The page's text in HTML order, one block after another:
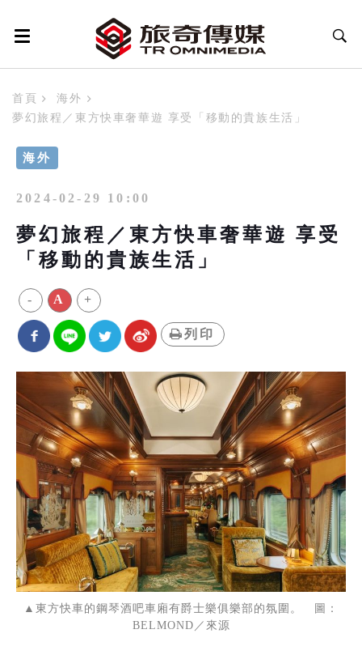
首頁
海外
夢幻旅程／東方快車奢華遊 享受「移動的貴族生活」
海外
2024-02-29 10:00
夢幻旅程／東方快車奢華遊 享受
「移動的貴族生活」
- A +
列印
▲東方快車的鋼琴酒吧車廂有爵士樂俱樂部的氛圍。 圖：
BELMOND／來源